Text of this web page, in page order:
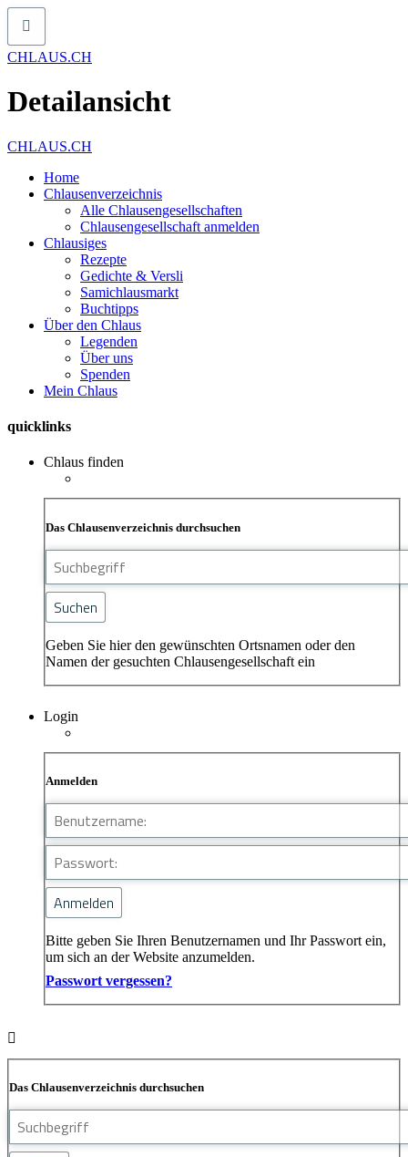
CHLAUS.CH
Detailansicht
CHLAUS.CH
Home
Chlausenverzeichnis
Alle Chlausengesellschaften
Chlausengesellschaft anmelden
Chlausiges
Rezepte
Gedichte & Versli
Samichlausmarkt
Buchtipps
Über den Chlaus
Legenden
Über uns
Spenden
Mein Chlaus
quicklinks
Chlaus finden
Das Chlausenverzeichnis durchsuchen
Geben Sie hier den gewünschten Ortsnamen oder den
Namen der gesuchten Chlausengesellschaft ein
Login
Anmelden
Bitte geben Sie Ihren Benutzernamen und Ihr Passwort ein,
um sich an der Website anzumelden.
Passwort vergessen?
Das Chlausenverzeichnis durchsuchen